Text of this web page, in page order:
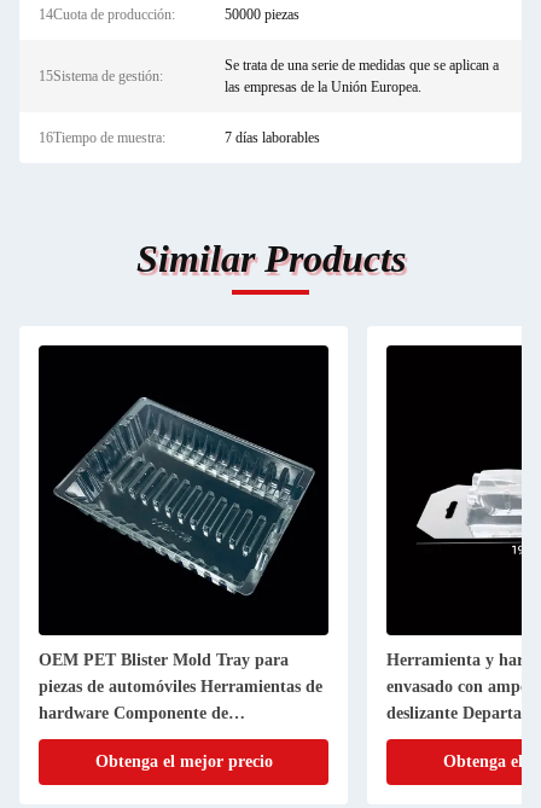
14Cuota de producción: 50000 piezas
15Sistema de gestión:
Se trata de una serie de medidas que se aplican a
las empresas de la Unión Europea.
16Tiempo de muestra: 7 días laborables
Similar Products
OEM PET Blister Mold Tray para
piezas de automóviles Herramientas de
hardware Componente de
semiconductores
Obtenga el mejor precio
Herramienta y
envasado con
deslizante
interno de moldes
Obtenga el